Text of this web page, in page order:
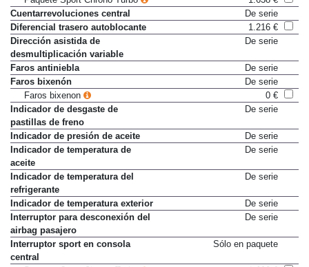
Paquete Sport Chrono Turbo
1.638 €
Cuentarrevoluciones central
De serie
Diferencial trasero autoblocante
1.216 €
Dirección asistida de
desmultiplicación variable
Faros antiniebla
De serie
Faros bixenón
De serie
Faros bixenon
0 €
Indicador de desgaste de
pastillas de freno
Indicador de presión de aceite
De serie
Indicador de temperatura de
aceite
Indicador de temperatura del
refrigerante
Indicador de temperatura exterior
De serie
Interruptor para desconexión del
airbag pasajero
Interruptor sport en consola